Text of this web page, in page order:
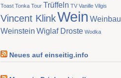
Toast Tonka Tour Trüffeln TV Vanille Vilgis
Vincent KlinkWein Weinbau
Weinstein Wiglaf Droste Wodka
Neues auf einseitig.info